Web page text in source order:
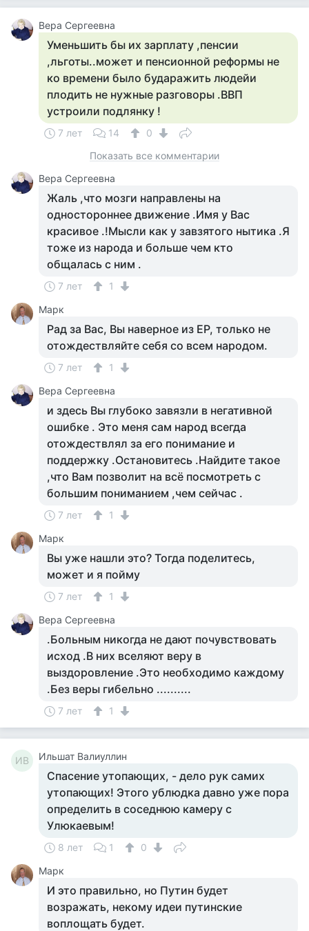
Вера Сергеевна
Уменьшить бы их зарплату ,пенсии
,льготы..может и пенсионной реформы не
ко времени было бударажить людейи
плодить не нужные разговоры .ВВП
устроили подлянку !
7 лет 14
0
Показать все комментарии
Вера Сергеевна
Жаль ,что мозги направлены на
одностороннее движение .Имя у Вас
красивое .!Мысли как у завзятого нытика .Я
тоже из народа и больше чем кто
общалась с ним .
7 лет
1
Марк
Рад за Вас, Вы наверное из ЕР, только не
отождествляйте себя со всем народом.
7 лет
1
Вера Сергеевна
и здесь Вы глубоко завязли в негативной
ошибке . Это меня сам народ всегда
отождествлял за его понимание и
поддержку .Остановитесь .Найдите такое
,что Вам позволит на всё посмотреть с
большим пониманием ,чем сейчас .
7 лет
1
Марк
Вы уже нашли это? Тогда поделитесь,
может и я пойму
7 лет
1
Вера Сергеевна
.Больным никогда не дают почувствовать
исход .В них вселяют веру в
выздоровление .Это необходимо каждому
.Без веры гибельно ..........
7 лет 1
ИВ Ильшат Валиуллин
Спасение утопающих, - дело рук самих
утопающих! Этого ублюдка давно уже пора
определить в соседнюю камеру с
Улюкаевым!
8 лет 1
0
Марк
И это правильно, но Путин будет
возражать, некому идеи путинские
воплощать будет.